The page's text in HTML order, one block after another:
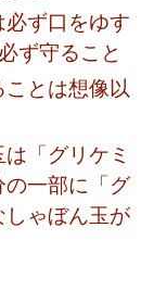
ず口をゆす
ず守ること
とは想像以
「グリケミ
の一部に「グ
しゃぼん玉が